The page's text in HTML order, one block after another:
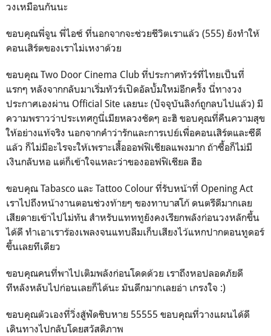
วงเหมือนกันนะ
ขอบคุณพี่จูน พี่ไอซ์ ที่นอกจากจะช่วยชีวิตเราแล้ว (555) ยังทำให้
คอนเสิร์ตของเราไม่เหงาด้วย
ขอบคุณ Two Door Cinema Club ที่ประกาศทัวร์ที่ไทยเป็นที่
แรกๆ หลังจากกลับมาเริ่มทัวร์เปิดอัลบั้มใหม่อีกครั้ง นี่ทางวง
ประกาศเองผ่าน Official Site เลยนะ (ปัจจุบันลิงก์ถูกลบไปแล้ว) มี
ความพราวว่าประเทศกูนี่เมียหลวงชัดๆ อะฮิ ขอบคุณที่คืนความสุข
ให้อย่างแท้จริง นอกจากคำว่ารักและการเปย์เพื่อคอนเสิร์ตและซีดี
แล้ว ก็ไม่มีอะไรจะให้เพราะเสื้อออฟฟิเชียลแพงมาก ถ้าซื้อก็ไม่มี
เงินกลับหอ แต่ก็เข้าใจแหละว่าของออฟฟิเชียล ฮือ
ขอบคุณ Tabasco และ Tattoo Colour ที่รับหน้าที่ Opening Act
เราไปถึงหน้างานตอนช่วงท้ายๆ ของทาบาสโก้ ดนตรีดีมากเลย
เสียดายเข้าไปไม่ทัน สำหรับแทททูยังคงเรียกพลังก่อนวงหลักขึ้น
ได้ดี ทำเอาเราร้องเพลงจนแทบลืมเก็บเสียงไว้แหกปากตอนทูดอร์
ขึ้นเลยทีเดียว
ขอบคุณคนที่พาไปเติมพลังก่อนโดดด้วย เราถึงหอปลอดภัยดี
ทีหลังหลับไปก่อนเลยก็ได้นะ มันดึกมากเลยอ่า เกรงใจ :)
ขอบคุณตัวเองที่วิ่งสู้ฟัดชิบหาย 55555 ขอบคุณที่วางแผนได้ดี
เดินทางไปกลับโดยสวัสดิภาพ